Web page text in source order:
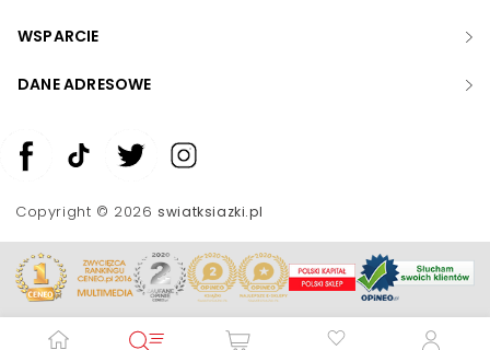
WSPARCIE
DANE ADRESOWE
Copyright © 2026swiatksiazki.pl
Zwiększ rozmiar czcionki
Skala szarości